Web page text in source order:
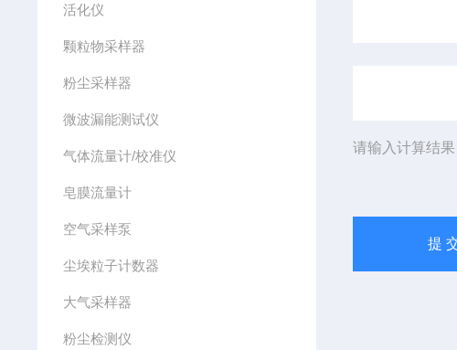
活化仪
颗粒物采样器
粉尘采样器
微波漏能测试仪
气体流量计/校准仪
皂膜流量计
空气采样泵
尘埃粒子计数器
大气采样器
粉尘检测仪
请输入计算结